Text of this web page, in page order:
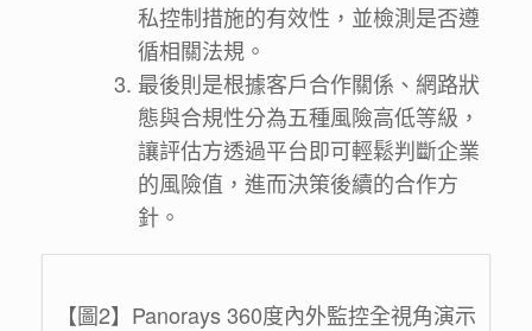
私控制措施的有效性，並檢測是否遵
循相關法規。
最後則是根據客戶合作關係、網路狀
態與合規性分為五種風險高低等級，
讓評估方透過平台即可輕鬆判斷企業
的風險值，進而決策後續的合作方
針。
【圖2】Panorays 360度內外監控全視角演示